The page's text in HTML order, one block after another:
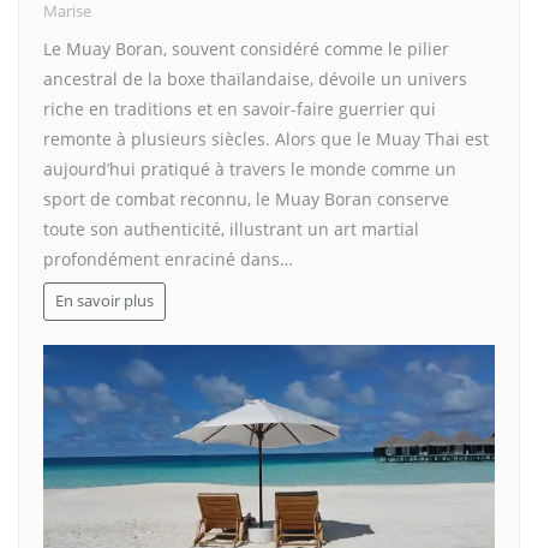
Marise
Le Muay Boran, souvent considéré comme le pilier
ancestral de la boxe thaïlandaise, dévoile un univers
riche en traditions et en savoir-faire guerrier qui
remonte à plusieurs siècles. Alors que le Muay Thai est
aujourd’hui pratiqué à travers le monde comme un
sport de combat reconnu, le Muay Boran conserve
toute son authenticité, illustrant un art martial
profondément enraciné dans…
En savoir plus